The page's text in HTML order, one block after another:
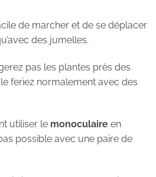
de marcher et de se déplacer
des jumelles.
pas les plantes près des
feriez normalement avec des
utiliser le monoculaire en
possible avec une paire de